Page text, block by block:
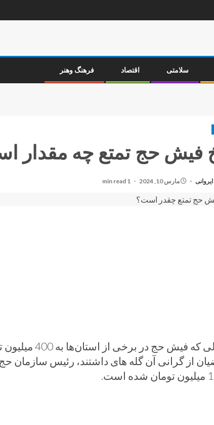
سلامتی اقتصاد فرهنگ وهنر
فیش حج تمتع چه مقدار
مارس 10, 2024 1 min read
در حالی که
از گرانی آن گله های داشتند، رئیس سازمان